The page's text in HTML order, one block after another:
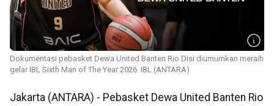
Dokumentasi pebasket Dewa United Banten Rio Disi diumumkan meraih
gelar IBL Sixth Man of The Year 2026. IBL (ANTARA)
Jakarta (ANTARA) - Pebasket Dewa United Banten Rio